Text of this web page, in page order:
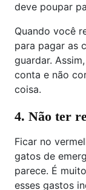
deve poupar
Quando você
para pagar as
guardar.
conta e não
coisa.
4. Não ter
Ficar no
gatos de
parece. É
esses gastos